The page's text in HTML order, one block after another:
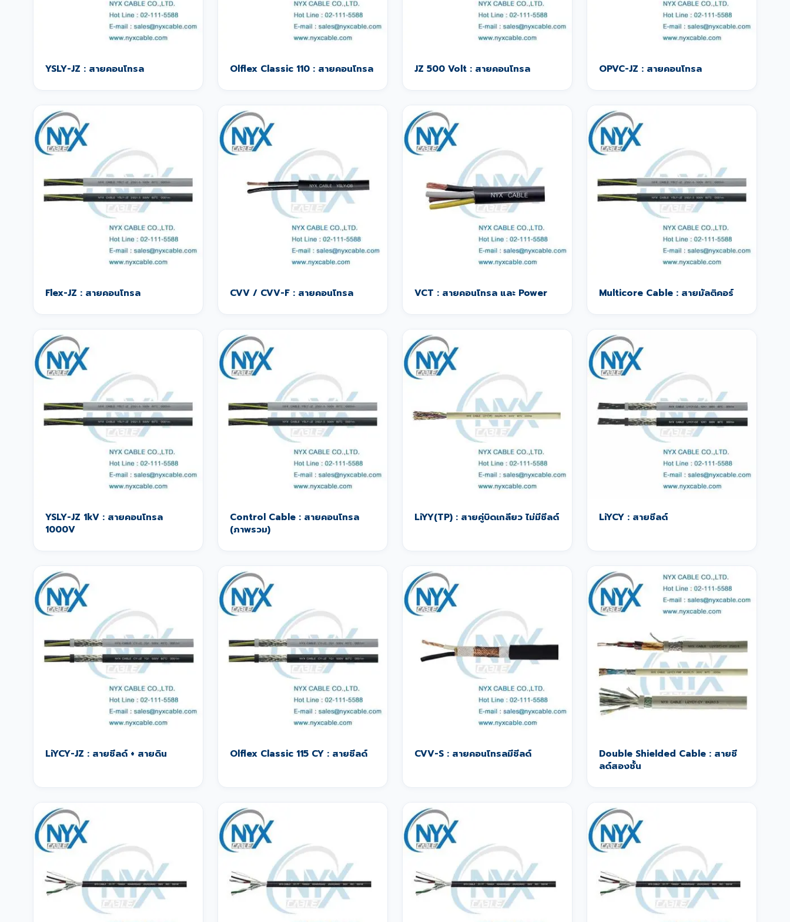
YSLY-JZ : สายคอนโทรล Olflex Classic 110 : สายคอนโทรล JZ 500 Volt : สายคอนโทรล OPVC-JZ : สายคอนโทรล
Flex-JZ : สายคอนโทรล CVV / CVV-F : สายคอนโทรล VCT : สายคอนโทรล และ Power Multicore Cable : สายมัลติคอร์
YSLY-JZ 1kV : สายคอนโทรล
1000V
Control Cable : สายคอนโทรล
(ภาพรวม)
LiYY(TP) : สายคู่บิดเกลียว ไม่มีชีลด์ LiYCY : สายชีลด์
LiYCY-JZ : สายชีลด์ + สายดิน Olflex Classic 115 CY : สายชีลด์ CVV-S : สายคอนโทรลมีชีลด์
Double Shielded Cable : สายชี
ลด์สองชั้น